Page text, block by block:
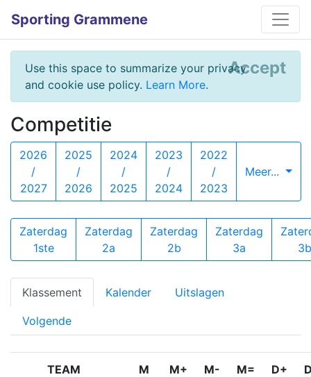
Sporting Grammene
Use this space to summarize your privacy
and cookie use policy. Learn More.
Accept
Competitie
2026
/
2027
2025
/
2026
2024
/
2025
2023
/
2024
2022
/
2023
Meer...
Zaterdag
1ste
Zaterdag
2a
Zaterdag
2b
Zaterdag
3a
3b
Klassement Kalender Uitslagen
Volgende
TEAM M M+ M- M= D+